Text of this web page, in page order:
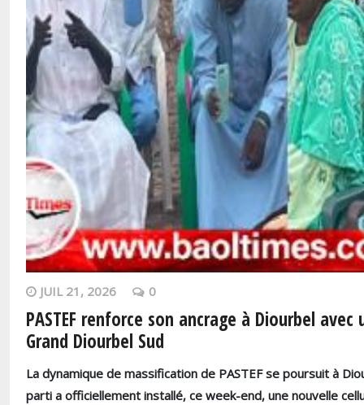
JUIL 21, 2026 0
PASTEF renforce son ancrage à Diourbel
Grand Diourbel Sud
La dynamique de massification de PASTEF se poursuit à
parti a officiellement installé, ce week-end, une nouvelle